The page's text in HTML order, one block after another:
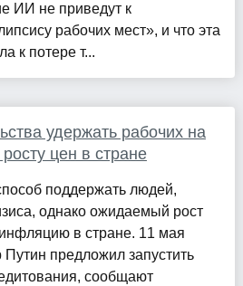
ИИ не приведут к
рабочих мест», и что эта
к потере т...
удержать рабочих на
цен в стране
поддержать людей,
однако ожидаемый рост
в стране. 11 мая
предложил запустить
сообщают